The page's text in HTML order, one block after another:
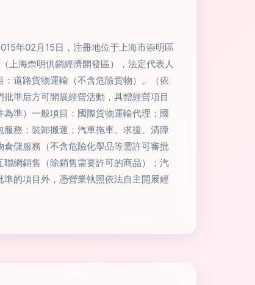
年02月15日，注冊地位于上海市崇明區
上海崇明供銷經濟開發區），法定代表人
道路貨物運輸（不含危險貨物）。（依
準后方可開展經營活動，具體經營項目
準）一般項目：國際貨物運輸代理；國
務；裝卸搬運；汽車拖車、求援、清障
儲服務（不含危險化學品等需許可審批
網銷售（除銷售需要許可的商品）；汽
的項目外，憑營業執照依法自主開展經